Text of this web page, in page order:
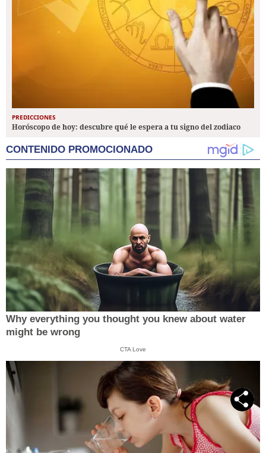
PREDICCIONES
Horóscopo de hoy: descubre qué le espera a tu signo del zodiaco
CONTENIDO PROMOCIONADO
Why everything you thought you knew about water
might be wrong
CTA Love